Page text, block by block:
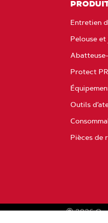
Entretien
Pelouse
Protect
Outils
Pièces de
2026